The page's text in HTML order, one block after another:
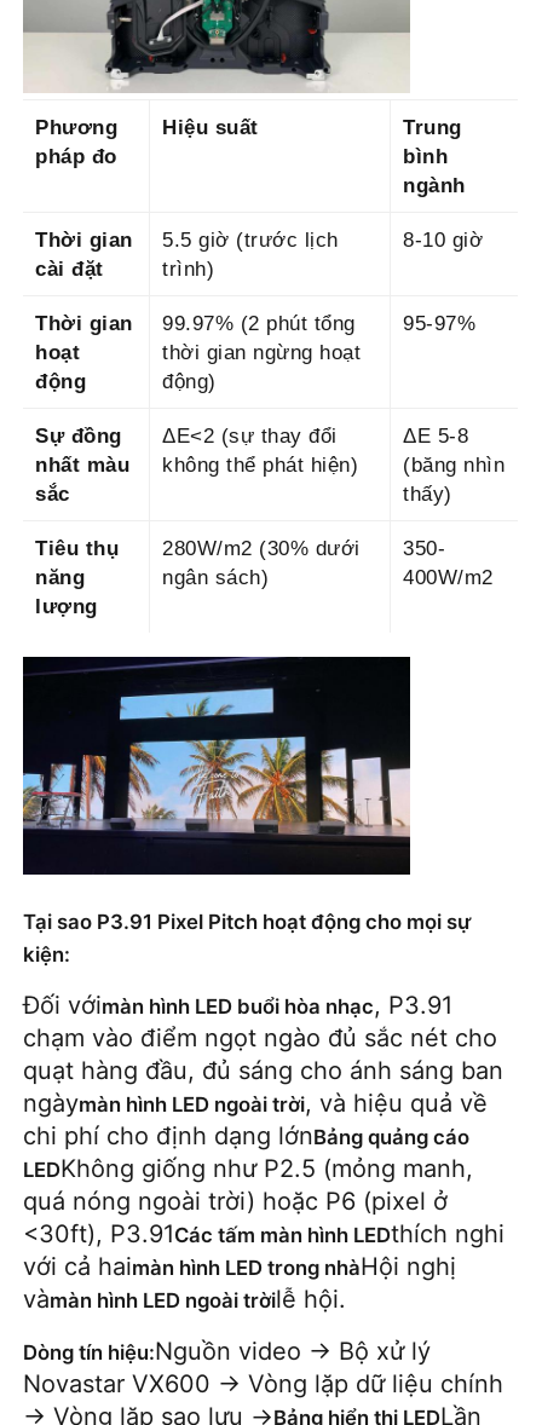
Phương
pháp đo
Hiệu suất
Trung
bình
ngành
Thời gian
cài đặt
5.5 giờ (trước lịch
trình)
8-10 giờ
Thời gian
hoạt
động
99.97% (2 phút tổng
thời gian ngừng hoạt
động)
95-97%
Sự đồng
nhất màu
sắc
ΔE<2 (sự thay đổi
không thể phát hiện)
ΔE 5-8
(băng nhìn
thấy)
Tiêu thụ
năng
lượng
280W/m2 (30% dưới
ngân sách)
350-
400W/m2
Tại sao P3.91 Pixel Pitch hoạt động cho mọi sự
kiện:
Đối vớimàn hình LED buổi hòa nhạc, P3.91
chạm vào điểm ngọt ngào đủ sắc nét cho
quạt hàng đầu, đủ sáng cho ánh sáng ban
ngàymàn hình LED ngoài trời, và hiệu quả về
chi phí cho định dạng lớnBảng quảng cáo
LEDKhông giống như P2.5 (mỏng manh,
quá nóng ngoài trời) hoặc P6 (pixel ở
<30ft), P3.91Các tấm màn hình LEDthích nghi
với cả haimàn hình LED trong nhàHội nghị
vàmàn hình LED ngoài trờilễ hội.
Dòng tín hiệu:Nguồn video → Bộ xử lý
Novastar VX600 → Vòng lặp dữ liệu chính
→ Vòng lặp sao lưu →Bảng hiển thị LEDLần